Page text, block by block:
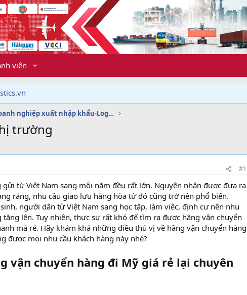
viên
Dịch vụ doanh nghiệp xuất nhập khẩu-Logistics
trường
#1
từ Việt Nam sang mỗi năm đều rất lớn. Nguyên nhân được đưa ra
răng, nhu cầu giao lưu hàng hòa từ đó cũng trở nên phổ biến.
người dân từ Việt Nam sang học tập, làm việc, định cư nên nhu
tăng lên. Tuy nhiên, thực sự rất khó để tìm ra được hãng vận chuyển
mà rẻ. Hãy khám khá những điều thú vị về hãng vận chuyển hàng
được mọi nhu cầu khách hàng này nhé?
vận chuyển hàng đi Mỹ giá rẻ lại chuyên